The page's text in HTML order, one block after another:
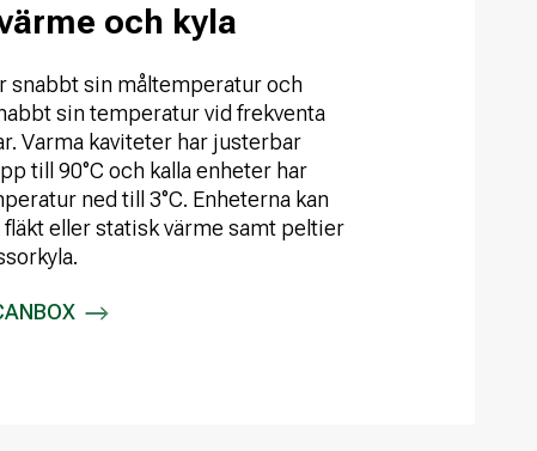
och kyla
snabbt sin måltemperatur och
sin temperatur vid frekventa
Varma kaviteter har justerbar
till 90°C och kalla enheter har
ned till 3°C. Enheterna kan
eller statisk värme samt peltier